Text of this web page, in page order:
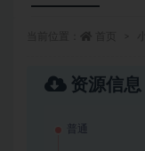
资源信息
普通